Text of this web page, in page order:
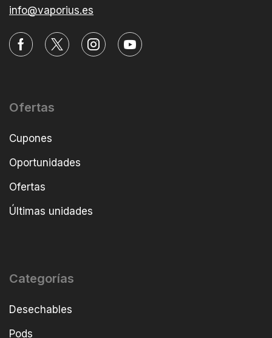
info@vaporius.es
Ofertas
Cupones
Oportunidades
Ofertas
Últimas unidades
Categorías
Desechables
Pods